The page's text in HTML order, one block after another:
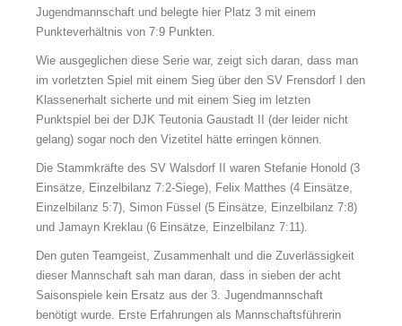
Jugendmannschaft und belegte hier Platz 3 mit einem
Punkteverhältnis von 7:9 Punkten.
Wie ausgeglichen diese Serie war, zeigt sich daran, dass man
im vorletzten Spiel mit einem Sieg über den SV Frensdorf I den
Klassenerhalt sicherte und mit einem Sieg im letzten
Punktspiel bei der DJK Teutonia Gaustadt II (der leider nicht
gelang) sogar noch den Vizetitel hätte erringen können.
Die Stammkräfte des SV Walsdorf II waren Stefanie Honold (3
Einsätze, Einzelbilanz 7:2-Siege), Felix Matthes (4 Einsätze,
Einzelbilanz 5:7), Simon Füssel (5 Einsätze, Einzelbilanz 7:8)
und Jamayn Kreklau (6 Einsätze, Einzelbilanz 7:11).
Den guten Teamgeist, Zusammenhalt und die Zuverlässigkeit
dieser Mannschaft sah man daran, dass in sieben der acht
Saisonspiele kein Ersatz aus der 3. Jugendmannschaft
benötigt wurde. Erste Erfahrungen als Mannschaftsführerin